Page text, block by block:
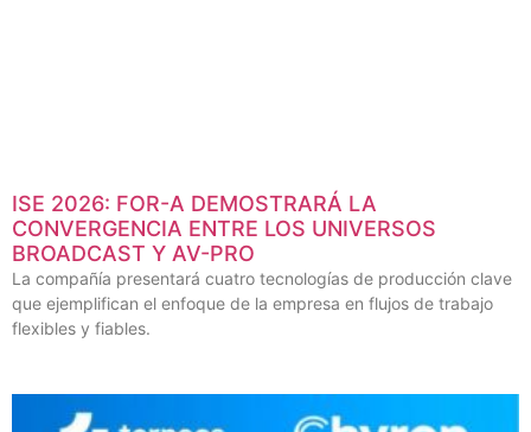
ISE 2026: FOR-A DEMOSTRARÁ LA
CONVERGENCIA ENTRE LOS UNIVERSOS
BROADCAST Y AV-PRO
La compañía presentará cuatro tecnologías de producción clave
que ejemplifican el enfoque de la empresa en flujos de trabajo
flexibles y fiables.